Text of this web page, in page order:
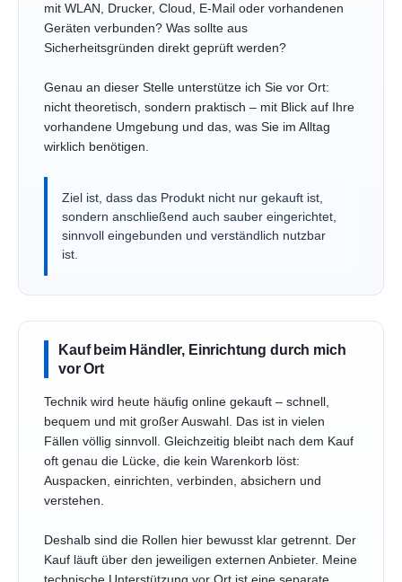
mit WLAN, Drucker, Cloud, E-Mail oder vorhandenen
Geräten verbunden? Was sollte aus
Sicherheitsgründen direkt geprüft werden?
Genau an dieser Stelle unterstütze ich Sie vor Ort:
nicht theoretisch, sondern praktisch – mit Blick auf Ihre
vorhandene Umgebung und das, was Sie im Alltag
wirklich benötigen.
Ziel ist, dass das Produkt nicht nur gekauft ist,
sondern anschließend auch sauber eingerichtet,
sinnvoll eingebunden und verständlich nutzbar
ist.
Kauf beim Händler, Einrichtung durch mich
vor Ort
Technik wird heute häufig online gekauft – schnell,
bequem und mit großer Auswahl. Das ist in vielen
Fällen völlig sinnvoll. Gleichzeitig bleibt nach dem Kauf
oft genau die Lücke, die kein Warenkorb löst:
Auspacken, einrichten, verbinden, absichern und
verstehen.
Deshalb sind die Rollen hier bewusst klar getrennt. Der
Kauf läuft über den jeweiligen externen Anbieter. Meine